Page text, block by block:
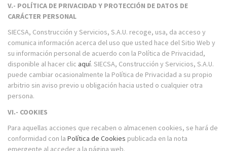
V.- POLÍTICA DE PRIVACIDAD Y PROTECCIÓN DE DATOS DE
CARÁCTER PERSONAL
SIECSA, Construcción y Servicios, S.A.U. recoge, usa, da acceso y
comunica información acerca del uso que usted hace del Sitio Web y
su información personal de acuerdo con la Política de Privacidad,
disponible al hacer clic aquí. SIECSA, Construcción y Servicios, S.A.U.
puede cambiar ocasionalmente la Política de Privacidad a su propio
arbitrio sin aviso previo u obligación hacia usted o cualquier otra
persona.
VI.- COOKIES
Para aquellas acciones que recaben o almacenen cookies, se hará de
conformidad con la Política de Cookies publicada en la nota
emergente al acceder a la página web.